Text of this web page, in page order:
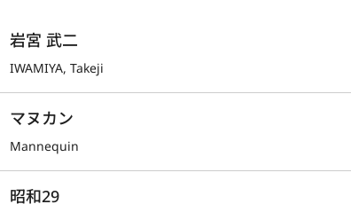
岩宮 武二
IWAMIYA, Takeji
マヌカン
Mannequin
昭和29